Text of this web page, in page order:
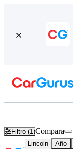
Filtro (1)Compara
Lincoln Año